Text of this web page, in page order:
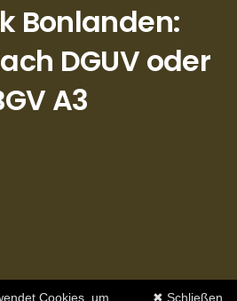
Bonlanden:
DGUV oder
A3
✖ Schließen
Cookies, um